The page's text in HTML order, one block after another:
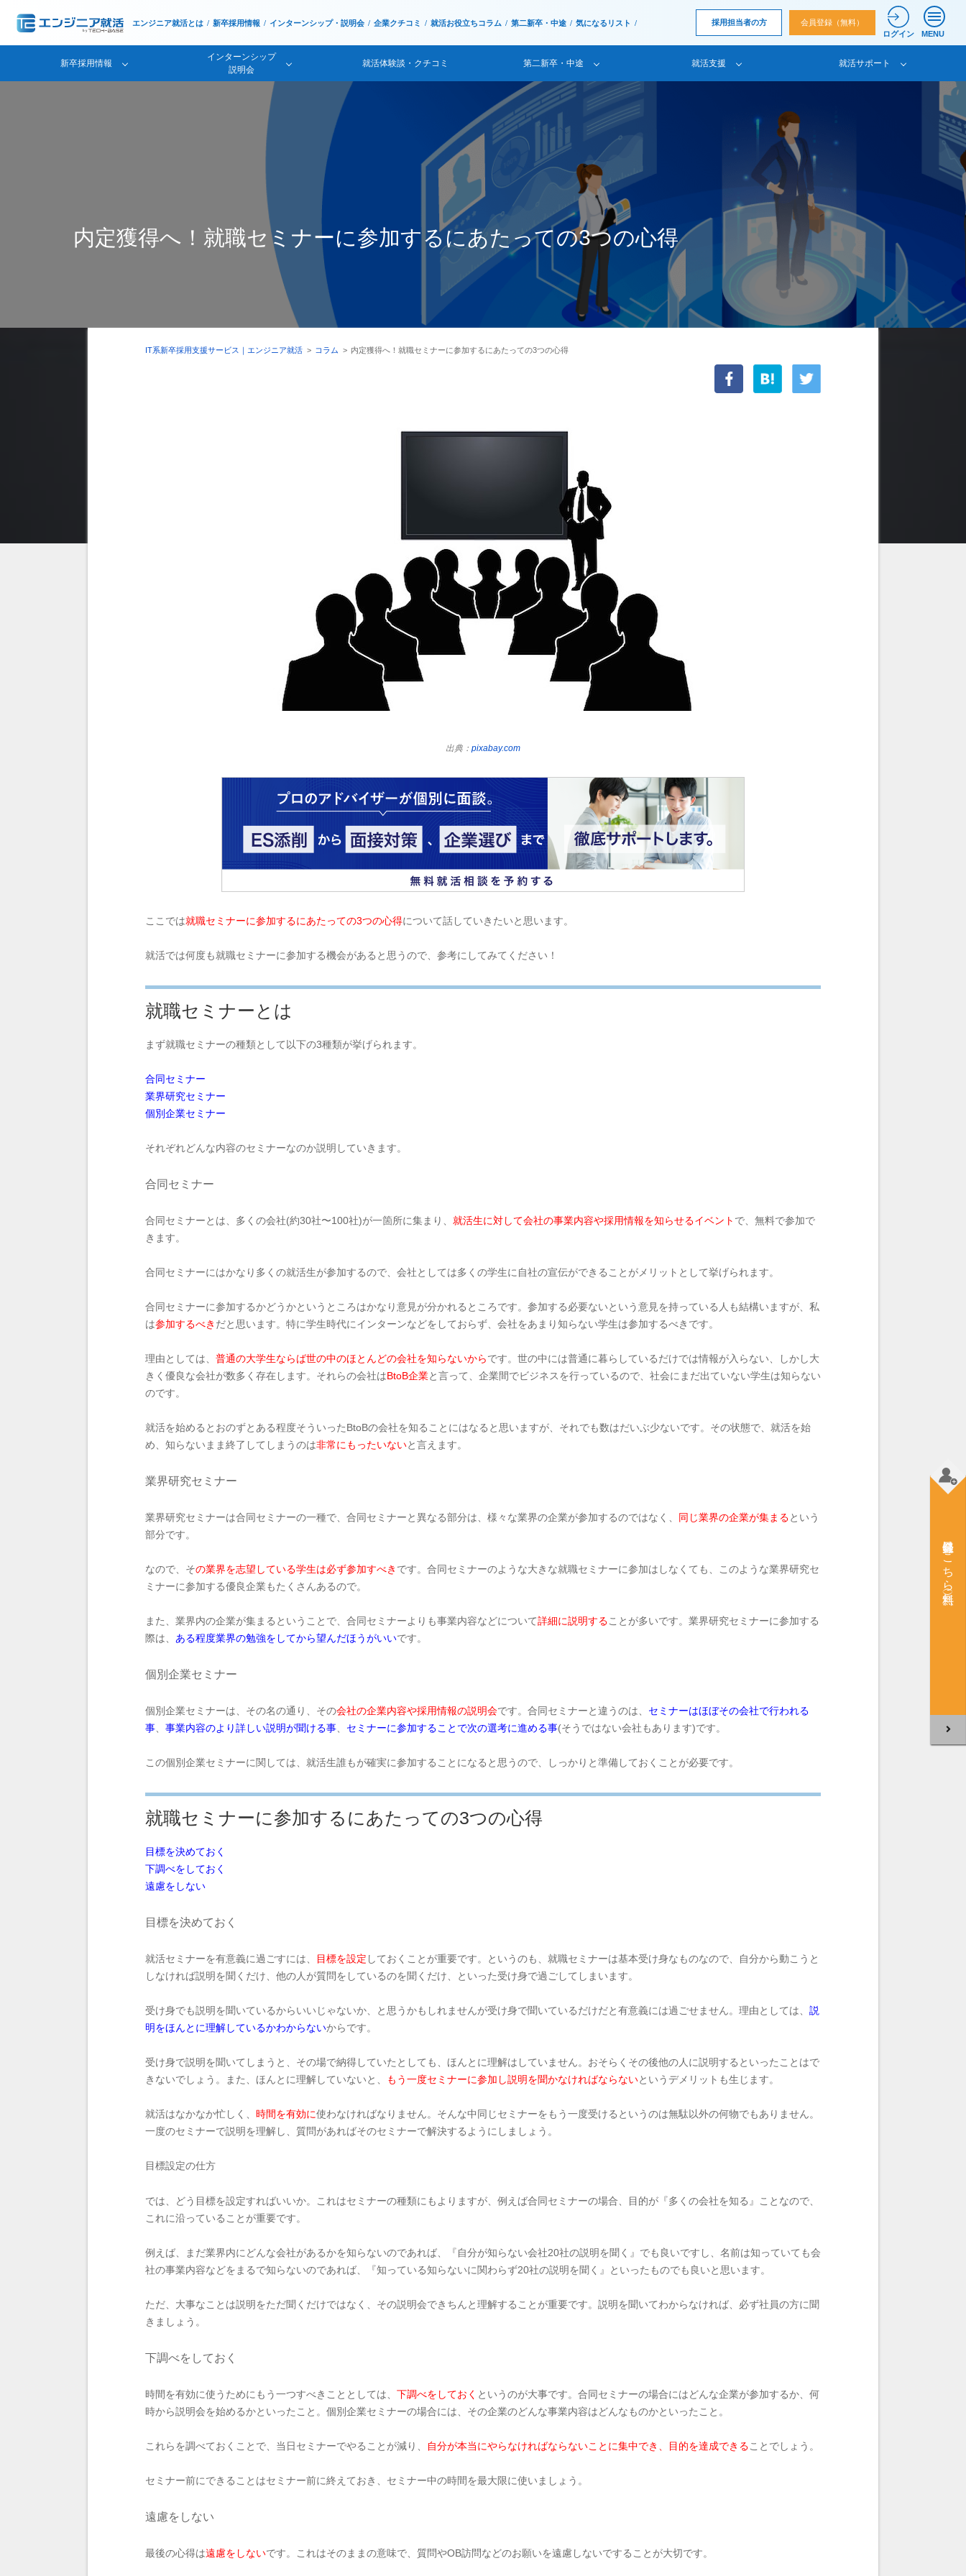
エンジニア就活とは 新卒採用情報 インターンシップ・説明会 企業クチコミ 就活お役立ちコラム 第二新卒・中途 気になるリスト 採用担当者の方
会員登録（無料）
ログイン
MENU
新卒採用情報
インターンシップ
説明会
就活体験談・クチコミ 第二新卒・中途 就活支援 就活サポート
内定獲得へ！就職セミナーに参加するにあたっての3つの心得
IT系新卒採用支援サービス｜エンジニア就活 > コラム > 内定獲得へ！就職セミナーに参加するにあたっての3つの心得
出典： pixabay.com
ここでは就職セミナーに参加するにあたっての3つの心得について話していきたいと思います。
就活では何度も就職セミナーに参加する機会があると思うので、参考にしてみてください！
就職セミナーとは
まず就職セミナーの種類として以下の3種類が挙げられます。
合同セミナー
業界研究セミナー
個別企業セミナー
それぞれどんな内容のセミナーなのか説明していきます。
合同セミナー
合同セミナーとは、多くの会社(約30社〜100社)が一箇所に集まり、 就活生に対して会社の事業内容や採用情報を知らせるイベント で、無料で参加で
きます。
合同セミナーにはかなり多くの就活生が参加するので、会社としては多くの学生に自社の宣伝ができることがメリットとして挙げられます。
合同セミナーに参加するかどうかというところはかなり意見が分かれるところです。参加する必要ないという意見を持っている人も結構いますが、私
は参加するべき だと思います。特に学生時代にインターンなどをしておらず、会社をあまり知らない学生は参加するべきです。
理由としては、 普通の大学生ならば世の中のほとんどの会社を知らないからです。世の中には普通に暮らしているだけでは情報が入らない、しかし大
きく優良な会社が数多く存在します。それらの会社はBtoB企業と言って、企業間でビジネスを行っているので、社会にまだ出ていない学生は知らない
のです。
就活を始めるとおのずとある程度そういったBtoBの会社を知ることにはなると思いますが、それでも数はだいぶ少ないです。その状態で、就活を始
め、知らないまま終了してしまうのは非常にもったいないと言えます。
業界研究セミナー
業界研究セミナーは合同セミナーの一種で、合同セミナーと異なる部分は、様々な業界の企業が参加するのではなく、 同じ業界の企業が集まるという
部分です。
なので、その業界を志望している学生は必ず参加すべき です。合同セミナーのような大きな就職セミナーに参加はしなくても、このような業界研究セ
ミナーに参加する優良企業もたくさんあるので。
また、業界内の企業が集まるということで、合同セミナーよりも事業内容などについて詳細に説明することが多いです。業界研究セミナーに参加する
際は、 ある程度業界の勉強をしてから望んだほうがいいです。
個別企業セミナー
個別企業セミナーは、その名の通り、その会社の企業内容や採用情報の説明会です。合同セミナーと違うのは、 セミナーはほぼその会社で行われる
事
事業内容のより詳しい説明が聞ける事 セミナーに参加することで次の選考に進める事(そうではない会社もあります)です。
この個別企業セミナーに関しては、就活生誰もが確実に参加することになると思うので、しっかりと準備しておくことが必要です。
就職セミナーに参加するにあたっての3つの心得
目標を決めておく
下調べをしておく
遠慮をしない
目標を決めておく
就活セミナーを有意義に過ごすには、 目標を設定 しておくことが重要です。というのも、就職セミナーは基本受け身なものなので、自分から動こうと
しなければ説明を聞くだけ、他の人が質問をしているのを聞くだけ、といった受け身で過ごしてしまいます。
受け身でも説明を聞いているからいいじゃないか、と思うかもしれませんが受け身で聞いているだけだと有意義には過ごせません。理由としては、 説
明をほんとに理解しているかわからないからです。
受け身で説明を聞いてしまうと、その場で納得していたとしても、ほんとに理解はしていません。おそらくその後他の人に説明するといったことはで
きないでしょう。また、ほんとに理解していないと、
もう一度セミナーに参加し説明を聞かなければならないというデメリットも生じます。
就活はなかなか忙しく、 時間を有効に使わなければなりません。そんな中同じセミナーをもう一度受けるというのは無駄以外の何物でもありません。
一度のセミナーで説明を理解し、質問があればそのセミナーで解決するようにしましょう。
目標設定の仕方
では、どう目標を設定すればいいか。これはセミナーの種類にもよりますが、例えば合同セミナーの場合、目的が『多くの会社を知る』ことなので、
これに沿っていることが重要です。
例えば、まだ業界内にどんな会社があるかを知らないのであれば、『自分が知らない会社20社の説明を聞く』でも良いですし、名前は知っていても会
社の事業内容などをまるで知らないのであれば、『知っている知らないに関わらず20社の説明を聞く』といったものでも良いと思います。
ただ、大事なことは説明をただ聞くだけではなく、その説明会できちんと理解することが重要です。説明を聞いてわからなければ、必ず社員の方に聞
きましょう。
下調べをしておく
時間を有効に使うためにもう一つすべきこととしては、 下調べをしておく というのが大事です。合同セミナーの場合にはどんな企業が参加するか、何
時から説明会を始めるかといったこと。個別企業セミナーの場合には、その企業のどんな事業内容はどんなものかといったこと。
これらを調べておくことで、当日セミナーでやることが減り、 自分が本当にやらなければならないことに集中でき、目的を達成できることでしょう。
セミナー前にできることはセミナー前に終えておき、セミナー中の時間を最大限に使いましょう。
遠慮をしない
最後の心得は遠慮をしないです。これはそのままの意味で、質問やOB訪問などのお願いを遠慮しないですることが大切です。
会員登録はこちら（無料）